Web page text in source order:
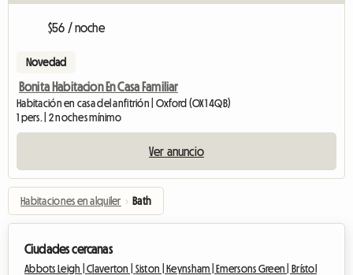
$56 / noche
Novedad
Bonita Habitacion En Casa Familiar
Habitación en casa del anfitrión | Oxford (OX1 4QB)
1 pers. | 2 noches mínimo
Ver anuncio
Habitaciones en alquiler › Bath
Ciudades cercanas
Abbots Leigh |Claverton | Siston |Keynsham |Emersons Green | Brístol